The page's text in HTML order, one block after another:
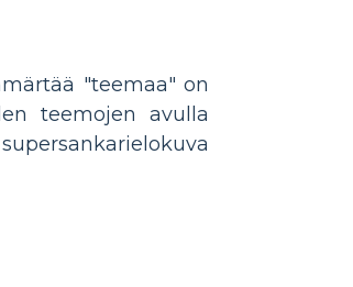
"teemaa" on
teemojen avulla